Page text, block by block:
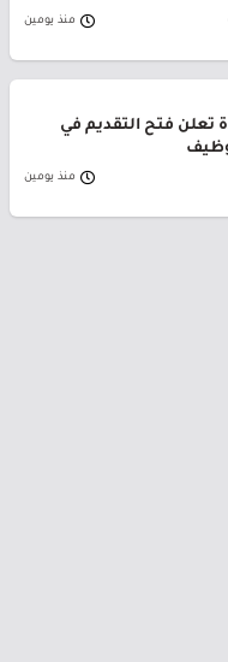
منذ يومين
تعلن فتح التقديم في
منذ يومين